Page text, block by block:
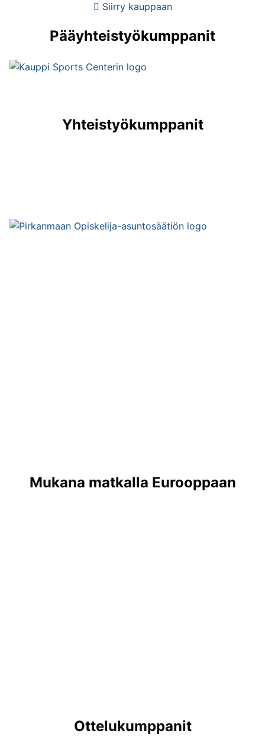
Siirry kauppaan
Pääyhteistyökumppanit
Yhteistyökumppanit
Mukana matkalla Eurooppaan
Ottelukumppanit